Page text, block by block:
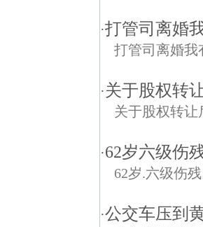
·打管司离婚
打管司离婚我
·关于股权转
关于股权转让
·62岁六级伤
62岁.六级伤
·公交车压到